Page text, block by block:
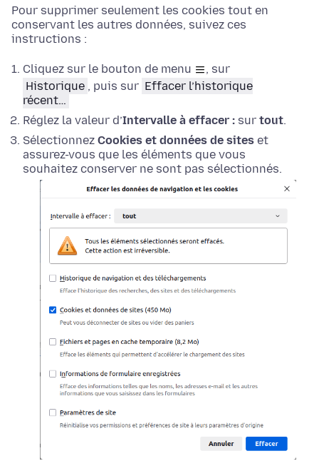
Pour supprimer seulement les cookies tout en
conservant les autres données, suivez ces
instructions :
Cliquez sur le bouton de menu
, sur
Historique , puis sur Effacer l’historique
récent…
Réglez la valeur d’Intervalle à effacer : sur tout.
Sélectionnez Cookies et données de sites et
assurez-vous que les éléments que vous
souhaitez conserver ne sont pas sélectionnés.